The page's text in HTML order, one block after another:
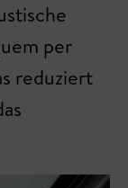
per
reduziert